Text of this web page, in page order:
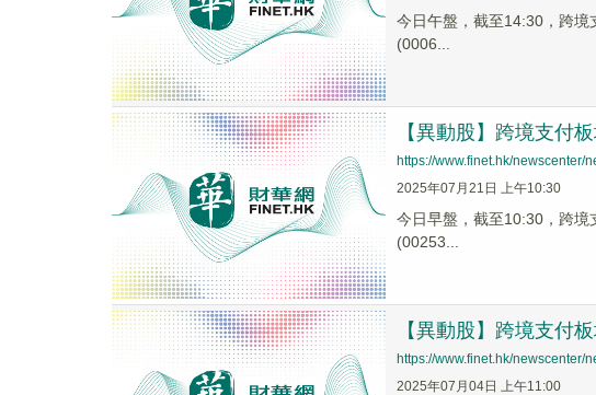
今日午盤，截至14:30，跨
(0006...
【異動股】跨境支付
https://www.finet.hk/newscenter/
2025年07月21日 上午10:30
今日早盤，截至10:30，跨
(00253...
【異動股】跨境支付
https://www.finet.hk/newscenter/
2025年07月04日 上午11:00